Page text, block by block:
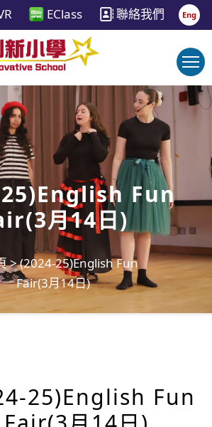
EClass 聯絡我們 Eng
Fun
月14日)
>(2024-25)English Fun
Fair(3月14日)
25)English Fun